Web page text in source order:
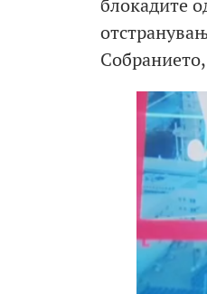
блокадите